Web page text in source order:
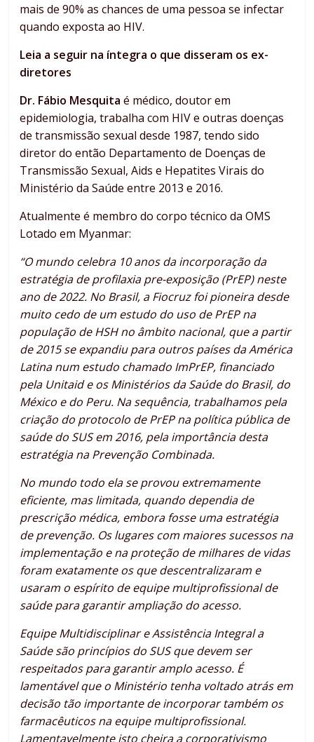
mais de 90% as chances de uma pessoa se infectar
quando exposta ao HIV.
Leia a seguir na íntegra o que disseram os ex-
diretores
Dr. Fábio Mesquita é médico, doutor em
epidemiologia, trabalha com HIV e outras doenças
de transmissão sexual desde 1987, tendo sido
diretor do então Departamento de Doenças de
Transmissão Sexual, Aids e Hepatites Virais do
Ministério da Saúde entre 2013 e 2016.
Atualmente é membro do corpo técnico da OMS
Lotado em Myanmar:
“O mundo celebra 10 anos da incorporação da
estratégia de profilaxia pre-exposição (PrEP) neste
ano de 2022. No Brasil, a Fiocruz foi pioneira desde
muito cedo de um estudo do uso de PrEP na
população de HSH no âmbito nacional, que a partir
de 2015 se expandiu para outros países da América
Latina num estudo chamado ImPrEP, financiado
pela Unitaid e os Ministérios da Saúde do Brasil, do
México e do Peru. Na sequência, trabalhamos pela
criação do protocolo de PrEP na política pública de
saúde do SUS em 2016, pela importância desta
estratégia na Prevenção Combinada.
No mundo todo ela se provou extremamente
eficiente, mas limitada, quando dependia de
prescrição médica, embora fosse uma estratégia
de prevenção. Os lugares com maiores sucessos na
implementação e na proteção de milhares de vidas
foram exatamente os que descentralizaram e
usaram o espírito de equipe multiprofissional de
saúde para garantir ampliação do acesso.
Equipe Multidisciplinar e Assistência Integral a
Saúde são princípios do SUS que devem ser
respeitados para garantir amplo acesso. É
lamentável que o Ministério tenha voltado atrás em
decisão tão importante de incorporar também os
farmacêuticos na equipe multiprofissional.
Lamentavelmente isto cheira a corporativismo